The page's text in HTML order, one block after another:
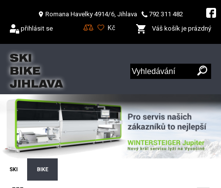
Romana Havelky 4914/6, Jihlava
792 311 482
přihlásit se
Váš košík je prázdný
SKI BIKE